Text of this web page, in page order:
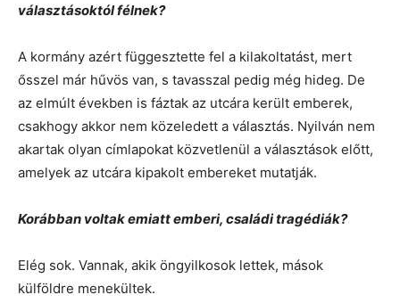
választásoktól félnek?
A kormány azért függesztette fel a kilakoltatást, mert
ősszel már hűvös van, s tavasszal pedig még hideg. De
az elmúlt években is fáztak az utcára került emberek,
csakhogy akkor nem közeledett a választás. Nyilván nem
akartak olyan címlapokat közvetlenül a választások előtt,
amelyek az utcára kipakolt embereket mutatják.
Korábban voltak emiatt emberi, családi tragédiák?
Elég sok. Vannak, akik öngyilkosok lettek, mások
külföldre menekültek.